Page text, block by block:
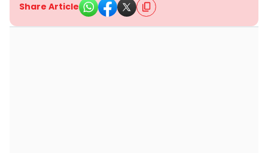
Share Article